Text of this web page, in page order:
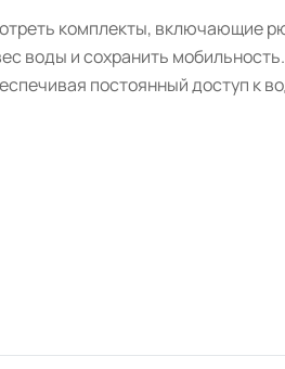
комплекты, включающие
воды и сохранить
постоянный доступ к